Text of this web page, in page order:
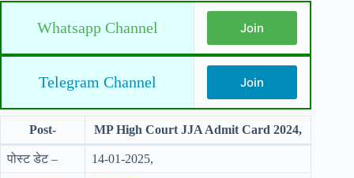
Whatsapp Channel Join
Telegram Channel Join
Post- MP High Court JJA Admit Card 2024,
पोस्ट डेट – 14-01-2025,